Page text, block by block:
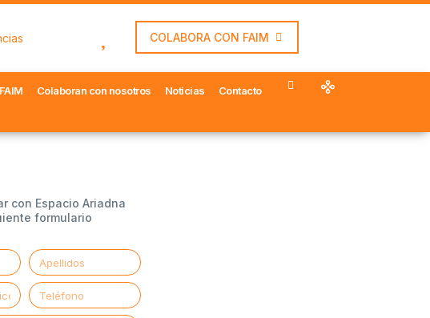
COLABORA CON FAIM
Colaboran con nosotros Noticias Contacto
con Espacio Ariadna
formulario